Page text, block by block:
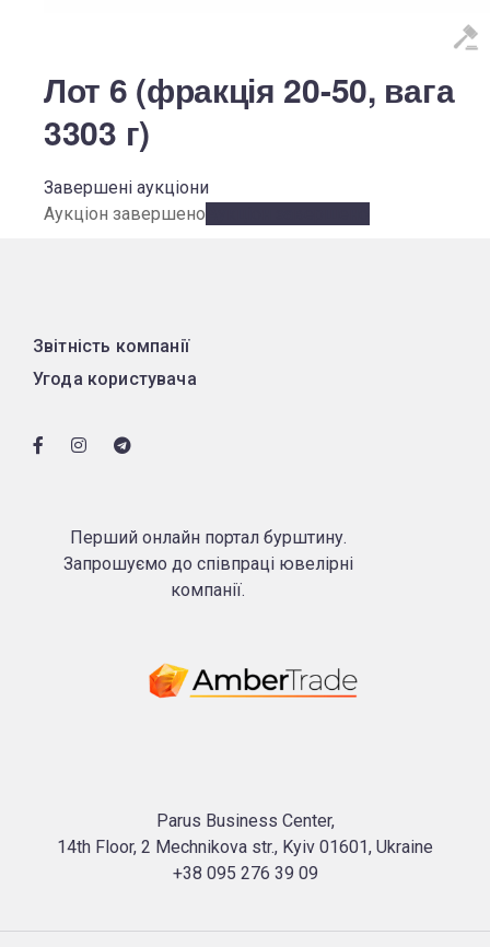
Лот 6 (фракція 20-50, вага
3303 г)
Завершені аукціони
Аукціон завершено
Звітність компанії
Угода користувача
Перший онлайн портал бурштину.
Запрошуємо до співпраці ювелірні
компанії.
Parus Business Center,
14th Floor, 2 Mechnikova str., Kyiv 01601, Ukraine
+38 095 276 39 09